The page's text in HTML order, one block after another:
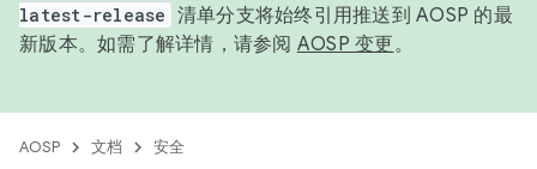
latest-release 清单分支将始终引用推送到 AOSP 的最
新版本。如需了解详情，请参阅 AOSP 变更。
AOSP 文档 安全